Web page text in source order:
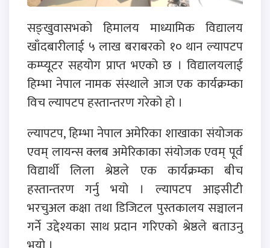
सङ्खुवासभको हिमालय माध्यामिक विद्यालय
खाँदबारीलाई ५ लाख बराबरको १० थान ल्यापटप
कम्प्यूटर सहयोग प्राप्त भएको छ । विद्यालयलाई
हिम्भा नेपाल नामक संस्थाले आज एक कार्यक्रम्का
विच ल्यापटप हस्तान्तरण गरेको हो ।
ल्यापटप, हिम्भा नेपाल अमेरिका शाखाका संयोजक
एवम् लायन्स क्लब अमेरिकाका संयोजक एवम् पूर्व
विद्यार्थी लिला श्रेष्ठले एक कार्यक्रम्का बीच
हस्तान्तरण गर्नु भयो । ल्यापटप आइसीटी
भरचुअल कक्षा तथा डिजिटल पुस्तकालय सञ्चालन
गर्ने उद्देश्यका साथ प्रदान गरिएको श्रेष्ठले बताउनु